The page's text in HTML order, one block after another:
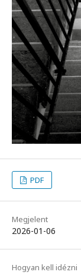
PDF
Megjelent
2026-01-06
Hogyan kell idézni